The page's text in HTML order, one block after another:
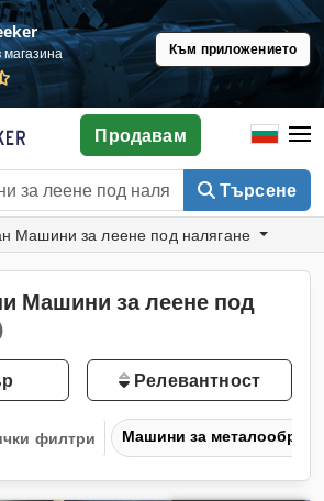
Към приложението
Търсене
Продавам
Машини за леене под налягане
Машини за леене под
Релевантност
филтри Машини за